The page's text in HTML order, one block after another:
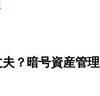
？暗号資産管